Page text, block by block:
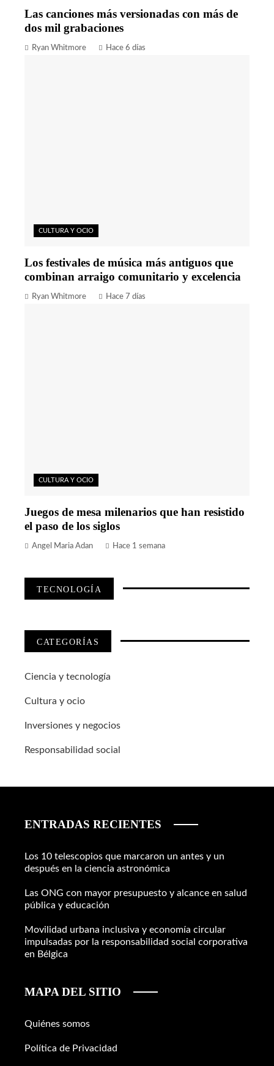
Las canciones más versionadas con más de
dos mil grabaciones
Ryan Whitmore Hace 6 días
CULTURA Y OCIO
Los festivales de música más antiguos que
combinan arraigo comunitario y excelencia
Ryan Whitmore Hace 7 días
CULTURA Y OCIO
Juegos de mesa milenarios que han resistido
el paso de los siglos
Angel Maria Adan Hace 1 semana
TECNOLOGÍA
CATEGORÍAS
Ciencia y tecnología
Cultura y ocio
Inversiones y negocios
Responsabilidad social
ENTRADAS RECIENTES
Los 10 telescopios que marcaron un antes y un
después en la ciencia astronómica
Las ONG con mayor presupuesto y alcance en salud
pública y educación
Movilidad urbana inclusiva y economía circular
impulsadas por la responsabilidad social corporativa
en Bélgica
MAPA DEL SITIO
Quiénes somos
Política de Privacidad